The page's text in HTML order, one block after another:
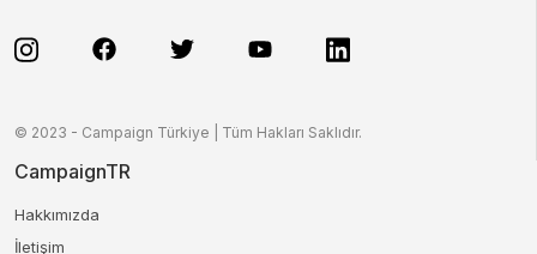
© 2023 - Campaign Türkiye | Tüm Hakları Saklıdır.
CampaignTR
Hakkımızda
İletişim